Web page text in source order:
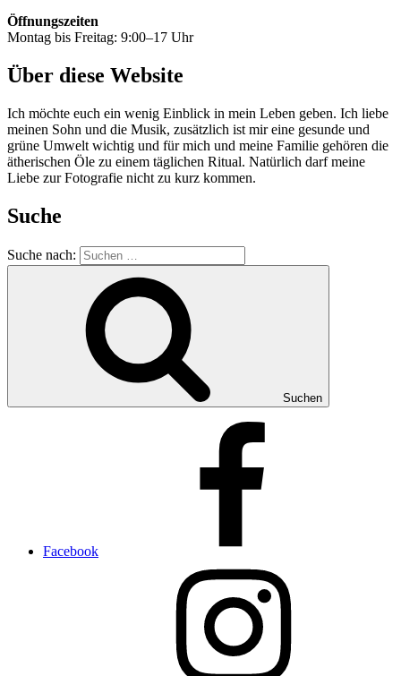
Öffnungszeiten
Montag bis Freitag: 9:00–17 Uhr
Über diese Website
Ich möchte euch ein wenig Einblick in mein Leben geben. Ich liebe
meinen Sohn und die Musik, zusätzlich ist mir eine gesunde und
grüne Umwelt wichtig und für mich und meine Familie gehören die
ätherischen Öle zu einem täglichen Ritual. Natürlich darf meine
Liebe zur Fotografie nicht zu kurz kommen.
Suche
Suche nach:
Suchen
Facebook